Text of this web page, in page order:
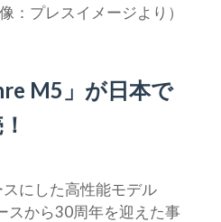
：プレスイメージより）
M5」が日本で
にした高性能モデル
スから30周年を迎えた事